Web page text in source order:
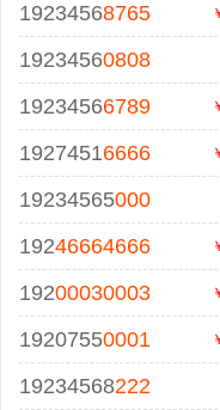
19234568765
19234560808
19234566789
19274516666
19234565000
19246664666
19200030003
19207550001
19234568222